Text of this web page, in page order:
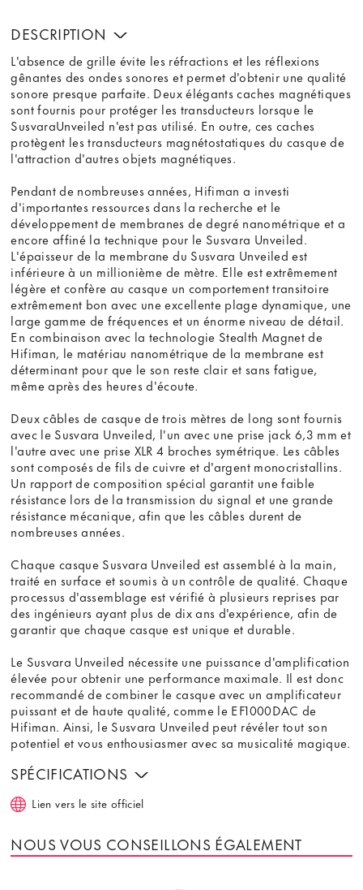
DESCRIPTION
L'absence de grille évite les réfractions et les réflexions
gênantes des ondes sonores et permet d'obtenir une qualité
sonore presque parfaite. Deux élégants caches magnétiques
sont fournis pour protéger les transducteurs lorsque le
SusvaraUnveiled n'est pas utilisé. En outre, ces caches
protègent les transducteurs magnétostatiques du casque de
l'attraction d'autres objets magnétiques.
Pendant de nombreuses années, Hifiman a investi
d'importantes ressources dans la recherche et le
développement de membranes de degré nanométrique et a
encore affiné la technique pour le Susvara Unveiled.
L'épaisseur de la membrane du Susvara Unveiled est
inférieure à un millionième de mètre. Elle est extrêmement
légère et confère au casque un comportement transitoire
extrêmement bon avec une excellente plage dynamique, une
large gamme de fréquences et un énorme niveau de détail.
En combinaison avec la technologie Stealth Magnet de
Hifiman, le matériau nanométrique de la membrane est
déterminant pour que le son reste clair et sans fatigue,
même après des heures d'écoute.
Deux câbles de casque de trois mètres de long sont fournis
avec le Susvara Unveiled, l'un avec une prise jack 6,3 mm et
l'autre avec une prise XLR 4 broches symétrique. Les câbles
sont composés de fils de cuivre et d'argent monocristallins.
Un rapport de composition spécial garantit une faible
résistance lors de la transmission du signal et une grande
résistance mécanique, afin que les câbles durent de
nombreuses années.
Chaque casque Susvara Unveiled est assemblé à la main,
traité en surface et soumis à un contrôle de qualité. Chaque
processus d'assemblage est vérifié à plusieurs reprises par
des ingénieurs ayant plus de dix ans d'expérience, afin de
garantir que chaque casque est unique et durable.
Le Susvara Unveiled nécessite une puissance d'amplification
élevée pour obtenir une performance maximale. Il est donc
recommandé de combiner le casque avec un amplificateur
puissant et de haute qualité, comme le EF1000DAC de
Hifiman. Ainsi, le Susvara Unveiled peut révéler tout son
potentiel et vous enthousiasmer avec sa musicalité magique.
SPÉCIFICATIONS
Lien vers le site officiel
NOUS VOUS CONSEILLONS ÉGALEMENT